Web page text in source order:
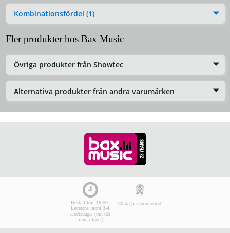
Kombinationsfördel (1)
Fler produkter hos Bax Music
Övriga produkter från Showtec
Alternativa produkter från andra varumärken
Beställ före 16:00:
Leverans inom 3-4
arbetsdagar (om det
finns i lager)
30 dagars provperiod